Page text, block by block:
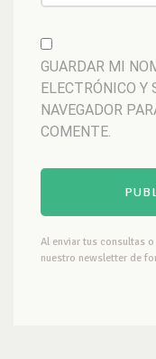
GUARDAR MI
ELECTRÓNICO Y
NAVEGADOR
COMENTE.
Al enviar tus consultas
nuestro newsletter de